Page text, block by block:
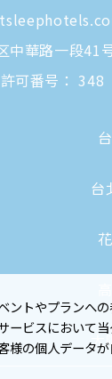
中華路一段41
可番号： 348
台
大
ントやプランへ
ービスにおいて
様の個人データ